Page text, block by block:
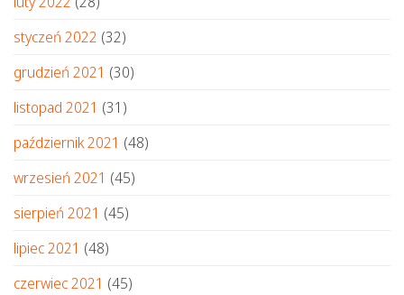
styczeń 2022 (32)
grudzień 2021 (30)
listopad 2021 (31)
październik 2021 (48)
wrzesień 2021 (45)
sierpień 2021 (45)
lipiec 2021 (48)
czerwiec 2021 (45)